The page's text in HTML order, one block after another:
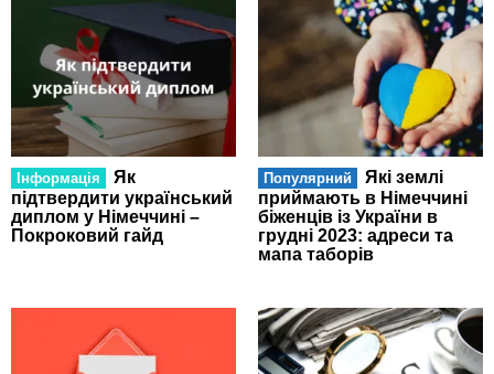
Інформація
Як
підтвердити український
диплом у Німеччині –
Покроковий гайд
Популярний
Які землі
приймають в Німеччині
біженців із України в
грудні 2023: адреси та
мапа таборів